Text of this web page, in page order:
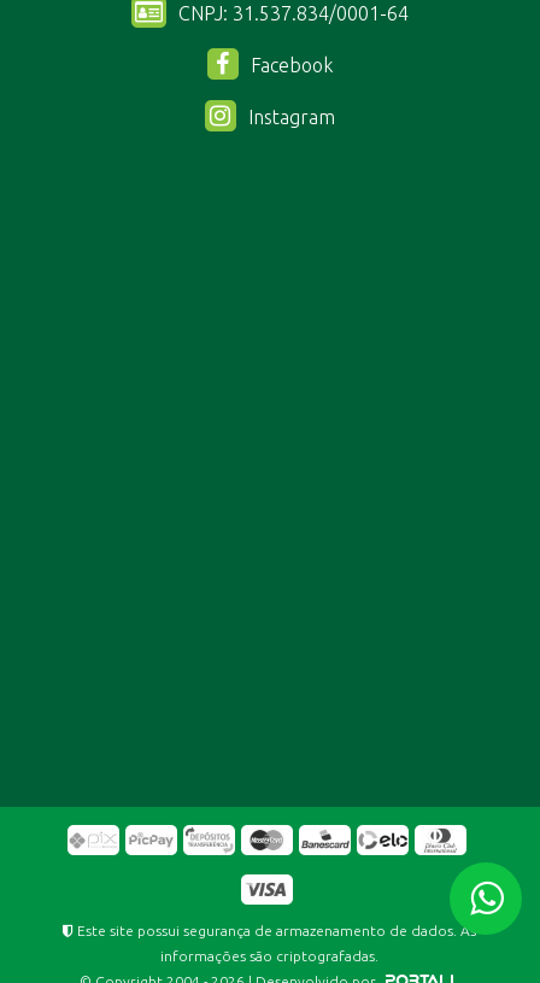
CNPJ: 31.537.834/0001-64
Facebook
Instagram
Este site possui segurança de armazenamento de dados. As
informações são criptografadas.